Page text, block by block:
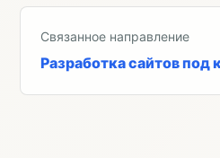
Связанное направление
Разработка сайтов под